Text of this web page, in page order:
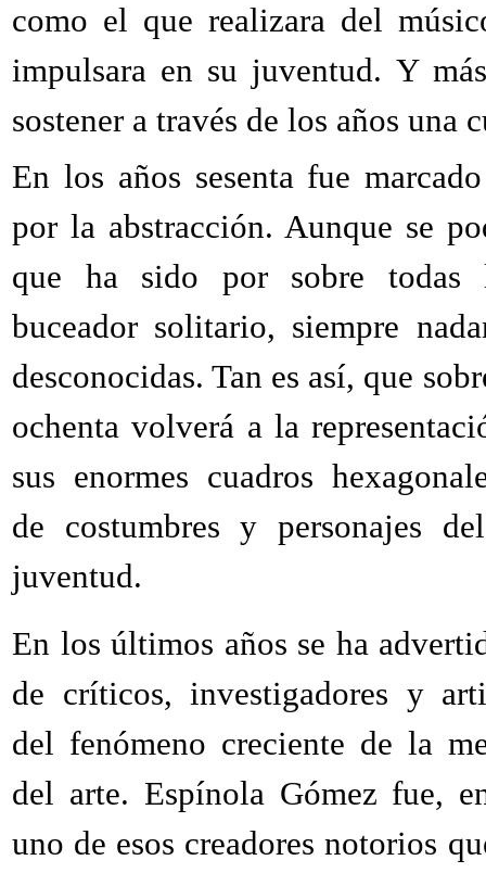
como el que realizara del
impulsara en su juventud. Y
sostener a través de los años
En los años sesenta fue
por la abstracción. Aunque se
que ha sido por sobre todas
buceador solitario, siempre
desconocidas. Tan es así, que
ochenta volverá a la
sus enormes cuadros
de costumbres y personajes
juventud.
En los últimos años se ha
de críticos, investigadores y
del fenómeno creciente de la
del arte. Espínola Gómez fue,
uno de esos creadores notorios